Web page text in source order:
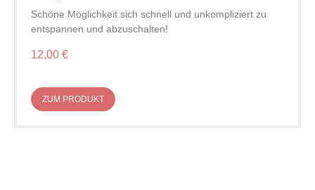
Schöne Möglichkeit sich schnell und unkompliziert zu
entspannen und abzuschalten!
12,00 €
ZUM PRODUKT